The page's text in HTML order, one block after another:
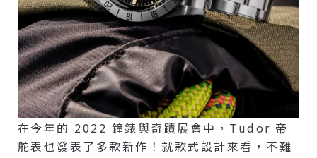
在今年的 2022 鐘錶與奇蹟展會中，Tudor 帝
舵表也發表了多款新作！就款式設計來看，不難